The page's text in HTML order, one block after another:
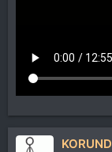
KORUND